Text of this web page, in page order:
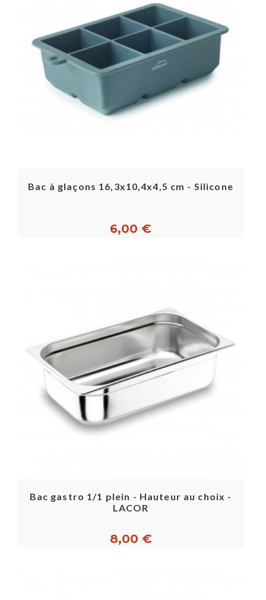
Bac à glaçons 16,3x10,4x4,5 cm - Silicone
6,00 €
Bac gastro 1/1 plein - Hauteur au choix -
LACOR
8,00 €